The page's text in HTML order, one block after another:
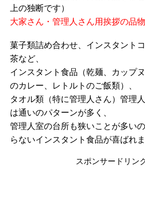
上の独断です）
大家さん・管理人さん用挨拶の品物
菓子類詰め合わせ、インスタント
茶など、
インスタント食品（乾麺、カップ
のカレー、レトルトのご飯類）、
タオル類（特に管理人さん）管理
は通いのパターンが多く、
管理人室の台所も狭いことが多い
らないインスタント食品が喜ばれま
スポンサードリン